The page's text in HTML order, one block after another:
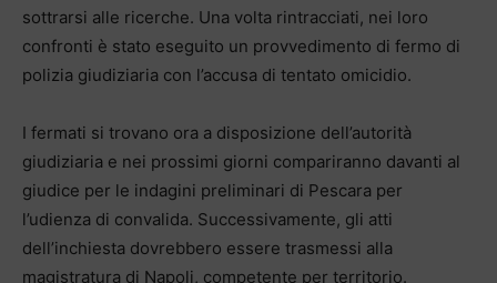
sottrarsi alle ricerche. Una volta rintracciati, nei loro
confronti è stato eseguito un provvedimento di fermo di
polizia giudiziaria con l’accusa di tentato omicidio.
I fermati si trovano ora a disposizione dell’autorità
giudiziaria e nei prossimi giorni compariranno davanti al
giudice per le indagini preliminari di Pescara per
l’udienza di convalida. Successivamente, gli atti
dell’inchiesta dovrebbero essere trasmessi alla
magistratura di Napoli, competente per territorio.